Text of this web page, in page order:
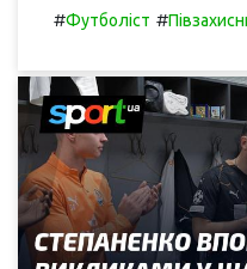
#Футболіст #